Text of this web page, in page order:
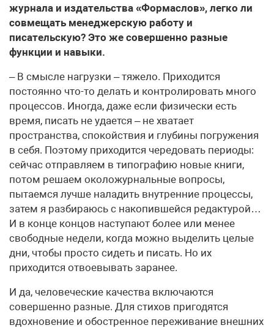
журнала и издательства «Форма­слов», легко ли
совмещать менеджерскую работу и
писательскую? Это же совершенно разные
функции и навыки.
– В смысле нагрузки – тяжело. Приходится
постоянно что-то делать и контролировать много
процессов. Иногда, даже если физически есть
время, писать не удается – не хватает
пространства, спокойствия и глубины погружения
в себя. Поэтому приходится чередовать периоды:
сейчас отправляем в типографию новые книги,
потом решаем околожурнальные вопросы,
пытаемся лучше наладить внутренние процессы,
затем я разбираюсь с накопившейся редактурой…
И в конце концов наступают более или менее
свободные недели, когда можно выделить целые
дни, чтобы просто сидеть и писать. Но их
приходится отвоевывать заранее.
И да, человеческие качества включаются
совершенно разные. Для стихов пригодятся
вдохновение и обостренное переживание внешних